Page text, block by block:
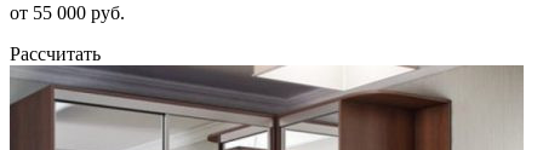
от 55 000 руб.
Рассчитать